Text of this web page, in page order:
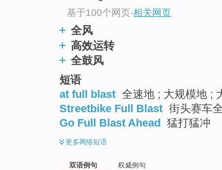
基于100个网页-相关网页
全风
高效运转
全鼓风
短语
at full blast 全速地 ; 大规模地 ;
Streetbike Full Blast 街头赛车
Go Full Blast Ahead 猛打猛冲
更多网络短语
双语例句 权威例句